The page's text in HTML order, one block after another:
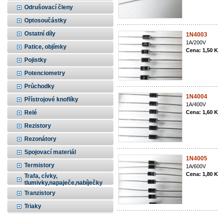
Odrušovací členy
Optosoučástky
Ostatní díly
Patice, objímky
Pojistky
Potenciometry
Průchodky
Přístrojové knoflíky
Relé
Rezistory
Rezonátory
Spojovací materiál
Termistory
Trafa, cívky,
tlumivky,napaječe,nabíječky
Tranzistory
Triaky
1N4003
1A/200V
Cena: 1,50
1N4004
1A/400V
Cena: 1,60
1N4005
1A/600V
Cena: 1,80